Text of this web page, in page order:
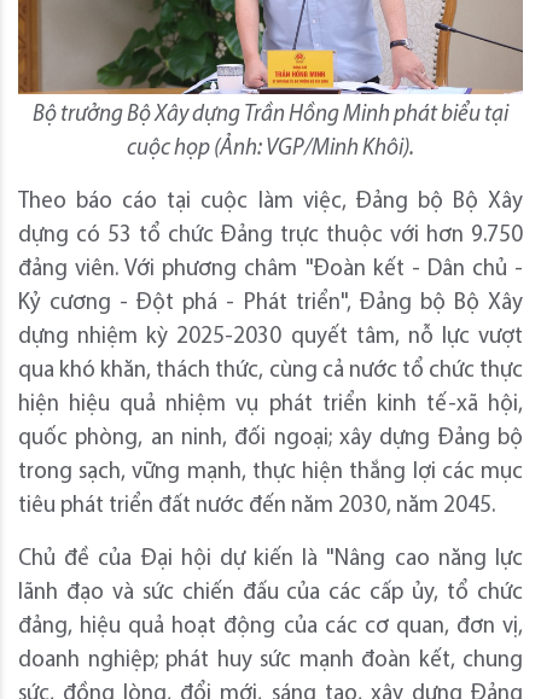
Bộ trưởng Bộ Xây dựng Trần Hồng Minh phát biểu tại
cuộc họp (Ảnh: VGP/Minh Khôi).
Theo báo cáo tại cuộc làm việc, Đảng bộ Bộ Xây
dựng có 53 tổ chức Đảng trực thuộc với hơn 9.750
đảng viên. Với phương châm "Đoàn kết - Dân chủ -
Kỷ cương - Đột phá - Phát triển", Đảng bộ Bộ Xây
dựng nhiệm kỳ 2025-2030 quyết tâm, nỗ lực vượt
qua khó khăn, thách thức, cùng cả nước tổ chức thực
hiện hiệu quả nhiệm vụ phát triển kinh tế-xã hội,
quốc phòng, an ninh, đối ngoại; xây dựng Đảng bộ
trong sạch, vững mạnh, thực hiện thắng lợi các mục
tiêu phát triển đất nước đến năm 2030, năm 2045.
Chủ đề của Đại hội dự kiến là "Nâng cao năng lực
lãnh đạo và sức chiến đấu của các cấp ủy, tổ chức
đảng, hiệu quả hoạt động của các cơ quan, đơn vị,
doanh nghiệp; phát huy sức mạnh đoàn kết, chung